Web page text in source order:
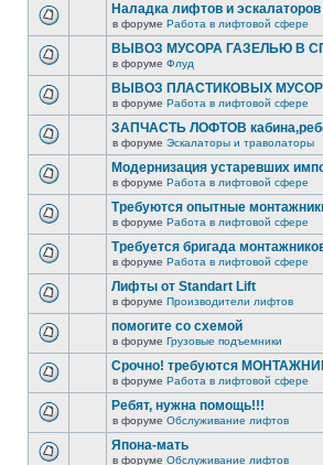
Наладка лифтов и
в форуме Работа в лифтовой сфере
ВЫВОЗ МУСОРА ГАЗЕЛЬЮ В
в форуме Флуд
ВЫВОЗ ПЛАСТИКОВЫХ
в форуме Работа в лифтовой сфере
ЗАПЧАСТЬ ЛОФТОВ
в форуме Эскалаторы и траволаторы
Модернизация устаревших
в форуме Работа в лифтовой сфере
Требуются опытные
в форуме Работа в лифтовой сфере
Требуется бригада
в форуме Работа в лифтовой сфере
Лифты от Standart Lift
в форуме Производители лифтов
помогите со схемой
в форуме Грузовые подъемники
Срочно! требуются
в форуме Работа в лифтовой сфере
Ребят, нужна помощь!!!
в форуме Обслуживание лифтов
Япона-мать
в форуме Обслуживание лифтов